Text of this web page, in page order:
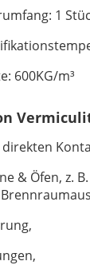
1
600KG/m³
direkten
& Öfen, z.